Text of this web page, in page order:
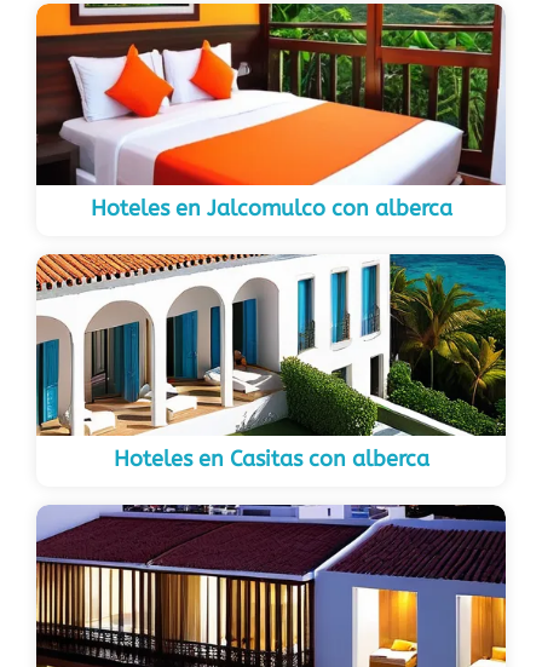
Hoteles en Jalcomulco con alberca
Hoteles en Casitas con alberca